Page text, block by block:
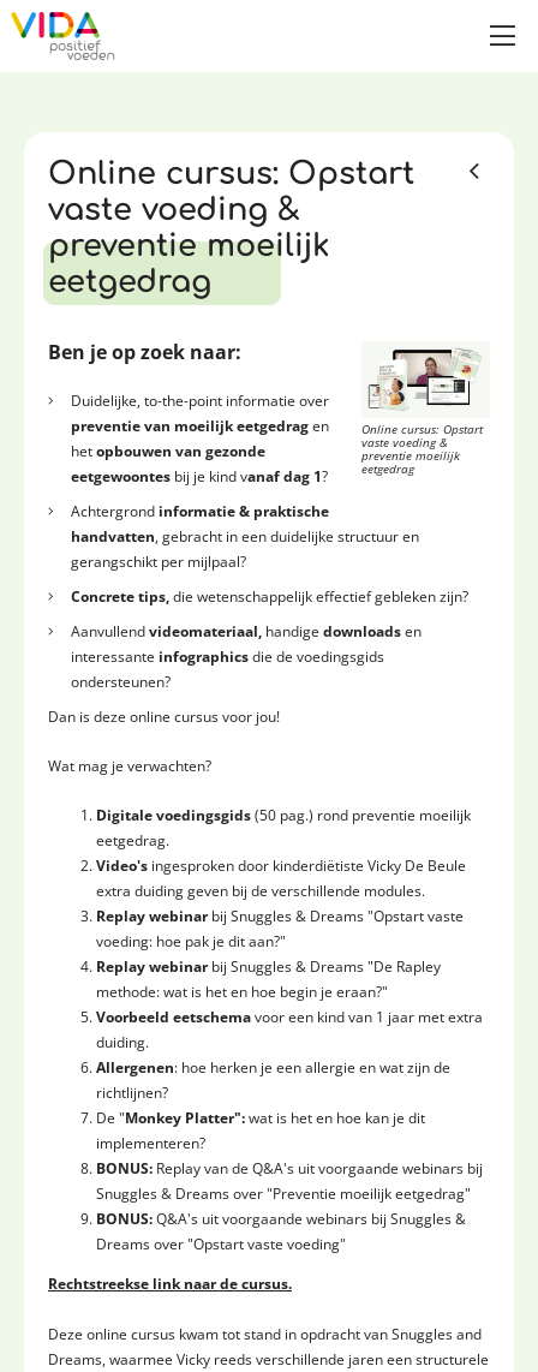
Online cursus: Opstart
vaste voeding &
preventie moeilijk
eetgedrag
Online cursus: Opstart
vaste voeding &
preventie moeilijk
eetgedrag
Ben je op zoek naar:
Duidelijke, to-the-point informatie over
preventie van moeilijk eetgedragen
hetopbouwen van gezonde
eetgewoontes bij je kind vanaf dag 1?
Achtergrond informatie & praktische
handvatten, gebracht in een duidelijke structuur en
gerangschikt per mijlpaal?
Concrete tips,die wetenschappelijk effectief gebleken zijn?
Aanvullendvideomateriaal, handige downloadsen
interessante infographicsdie de voedingsgids
ondersteunen?
Dan is deze online cursus voor jou!
Wat mag je verwachten?
Digitale voedingsgids(50 pag.) rond preventie moeilijk
eetgedrag.
Video's ingesproken door kinderdiëtiste Vicky De Beule
extra duiding geven bij de verschillende modules.
Replay webinarbij Snuggles & Dreams "Opstart vaste
voeding: hoe pak je dit aan?"
Replay webinarbij Snuggles & Dreams "De Rapley
methode: wat is het en hoe begin je eraan?"
Voorbeeld eetschemavoor een kind van 1 jaar met extra
duiding.
Allergenen: hoe herken je een allergie en wat zijn de
richtlijnen?
De "Monkey Platter":wat is het en hoe kan je dit
implementeren?
BONUS: Replay van de Q&A's uit voorgaande webinars bij
Snuggles & Dreams over "Preventie moeilijk eetgedrag"
BONUS:Q&A's uit voorgaande webinars bij Snuggles &
Dreams over "Opstart vaste voeding"
Rechtstreekse link naar de cursus.
Deze online cursus kwam tot stand in opdracht van Snuggles and
Dreams, waarmee Vicky reeds verschillende jaren een structurele